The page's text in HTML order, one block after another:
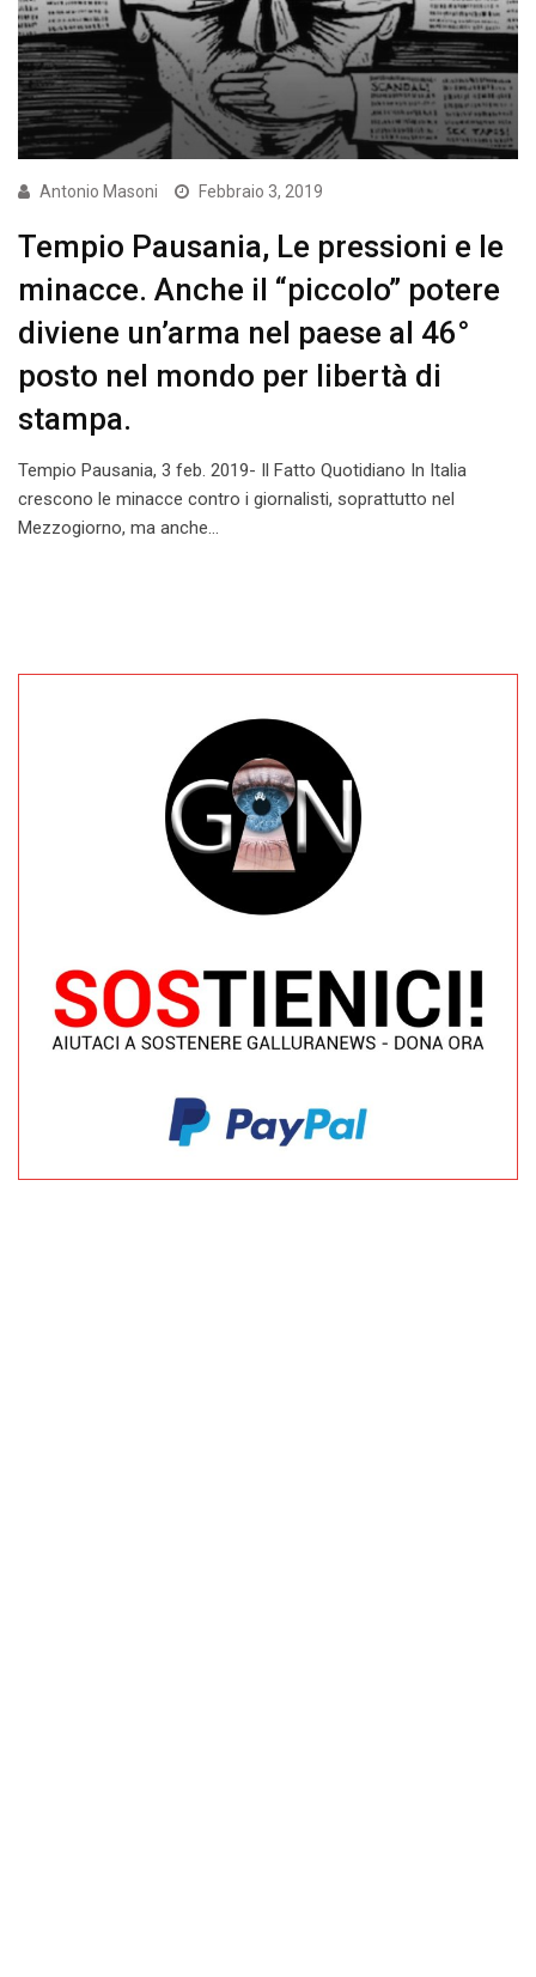
Antonio Masoni Febbraio 3, 2019
Tempio Pausania, Le pressioni e le
minacce. Anche il “piccolo” potere
diviene un’arma nel paese al 46°
posto nel mondo per libertà di
stampa.
Tempio Pausania, 3 feb. 2019- Il Fatto Quotidiano In Italia
crescono le minacce contro i giornalisti, soprattutto nel
Mezzogiorno, ma anche…